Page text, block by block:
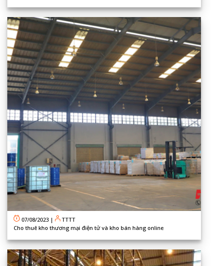
07/08/2023 |
TTTT
Cho thuê kho thương mại điện tử và kho bán hàng online